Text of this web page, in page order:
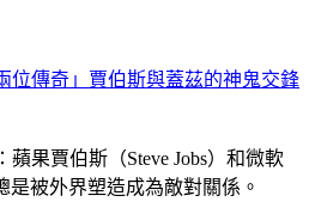
位傳奇」賈伯斯與蓋茲的神鬼交鋒
果賈伯斯（Steve Jobs）和微軟
是被外界塑造成為敵對關係。